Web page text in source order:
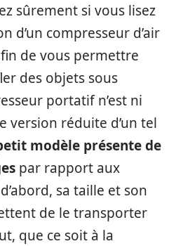
sûrement si vous lisez
d’un compresseur d’air
de vous permettre
des objets sous
portatif n’est ni
version réduite d’un tel
modèle présente de
par rapport aux
sa taille et son
de le transporter
que ce soit à la